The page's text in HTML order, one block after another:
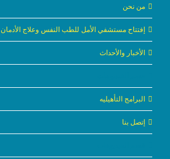
من نحن
إفتتاح مستشفي الأمل للطب النفس وعلاج الأدمان
الأخبار والأحداث
البرامج التأهيليه
إتصل بنا